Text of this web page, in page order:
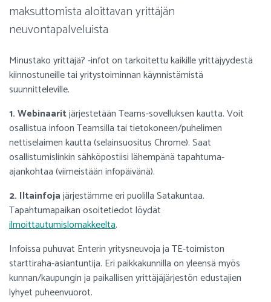
maksuttomista aloittavan yrittäjän
neuvontapalveluista
Minustako yrittäjä? -infot on tarkoitettu kaikille yrittäjyydestä
kiinnostuneille tai yritystoiminnan käynnistämistä
suunnitteleville.
1. Webinaaritjärjestetään Teams-sovelluksen kautta. Voit
osallistua infoon Teamsilla tai tietokoneen/puhelimen
nettiselaimen kautta (selainsuositus Chrome). Saat
osallistumislinkin sähköpostiisi lähempänä tapahtuma-
ajankohtaa (viimeistään infopäivänä).
2. Iltainfojajärjestämme eri puolilla Satakuntaa.
Tapahtumapaikan osoitetiedot löydät
ilmoittautumislomakkeelta.
Infoissa puhuvat Enterin yritysneuvoja ja TE-toimiston
starttiraha-asiantuntija. Eri paikkakunnilla on yleensä myös
kunnan/kaupungin ja paikallisen yrittäjäjärjestön edustajien
lyhyet puheenvuorot.